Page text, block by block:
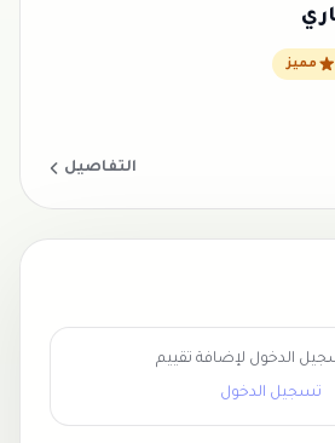
مميز
التفاصيل
الدخول لإضافة تقييم
تسجيل الدخول